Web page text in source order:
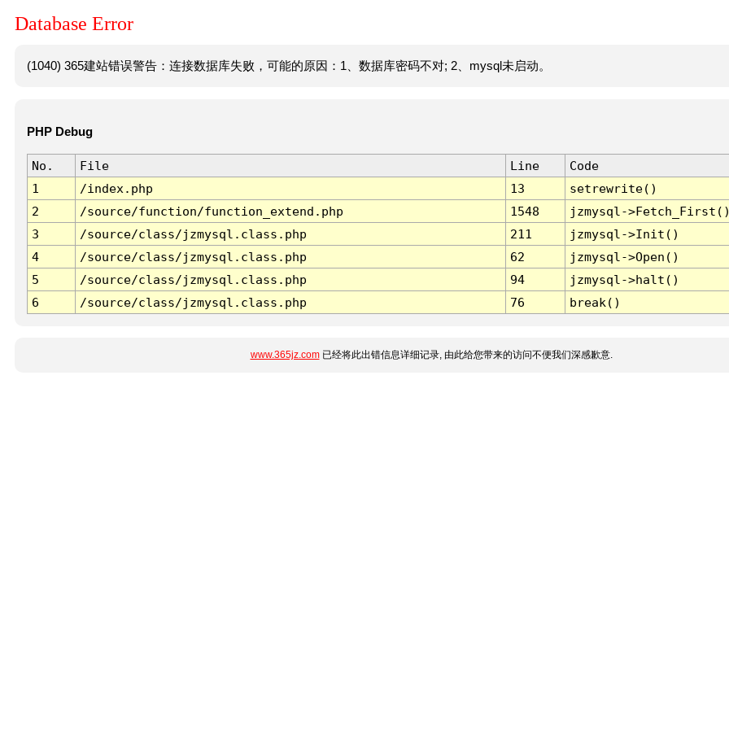
Database Error
(1040) 365建站错误警告：连接数据库失败，可能的原因：1、数据库密码不对; 2、mysql未启动。
PHP Debug
No. File Line
Code
1
/index.php 13
setrewrite()
2
/source/function/function_extend.php 1548
jzmysql-
3
/source/class/jzmysql.class.php 211
jzmysql->Init()
4
/source/class/jzmysql.class.php 62
jzmysql->Open()
5
/source/class/jzmysql.class.php 94
jzmysql->halt()
6
/source/class/jzmysql.class.php 76 break()
www.365jz.com已经将此出错信息详细记录, 由此给您带来的访问不便我们深感歉意.